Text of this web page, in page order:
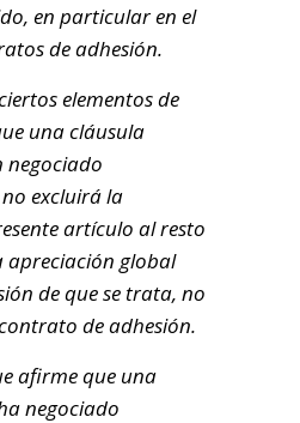
en particular en el
de adhesión.
elementos de
una cláusula
negociado
excluirá la
artículo al resto
apreciación global
de que se trata, no
de adhesión.
afirme que una
negociado